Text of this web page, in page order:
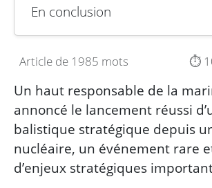
En conclusion
Article de 1985 mots ⏱️
Un haut responsable de la
annoncé le lancement réussi
balistique stratégique depuis
nucléaire, un événement rare
d’enjeux stratégiques